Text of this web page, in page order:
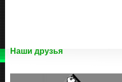
Наши друзья